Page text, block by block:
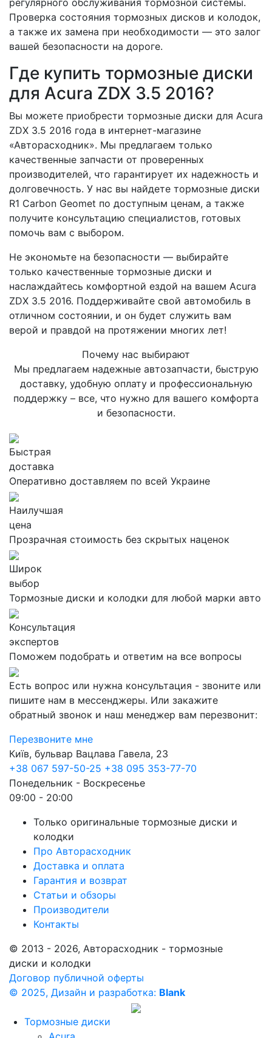
регулярного обслуживания тормозной системы.
Проверка состояния тормозных дисков и колодок,
а также их замена при необходимости — это залог
вашей безопасности на дороге.
Где купить тормозные диски
для Acura ZDX 3.5 2016?
Вы можете приобрести тормозные диски для Acura
ZDX 3.5 2016 года в интернет-магазине
«Авторасходник». Мы предлагаем только
качественные запчасти от проверенных
производителей, что гарантирует их надежность и
долговечность. У нас вы найдете тормозные диски
R1 Carbon Geomet по доступным ценам, а также
получите консультацию специалистов, готовых
помочь вам с выбором.
Не экономьте на безопасности — выбирайте
только качественные тормозные диски и
наслаждайтесь комфортной ездой на вашем Acura
ZDX 3.5 2016. Поддерживайте свой автомобиль в
отличном состоянии, и он будет служить вам
верой и правдой на протяжении многих лет!
Почему нас выбирают
Мы предлагаем надежные автозапчасти, быструю
доставку, удобную оплату и профессиональную
поддержку – все, что нужно для вашего комфорта
и безопасности.
Быстрая
доставка
Оперативно доставляем по всей Украине
Наилучшая
цена
Прозрачная стоимость без скрытых наценок
Широк
выбор
Тормозные диски и колодки для любой марки авто
Консультация
экспертов
Поможем подобрать и ответим на все вопросы
Есть вопрос или нужна консультация - звоните или
пишите нам в мессенджеры. Или закажите
обратный звонок и наш менеджер вам перезвонит:
Перезвоните мне
Київ, бульвар Вацлава Гавела, 23
+38 067 597-50-25 +38 095 353-77-70
Понедельник - Воскресенье
09:00 - 20:00
Только оригинальные тормозные диски и
колодки
Про Авторасходник
Доставка и оплата
Гарантия и возврат
Статьи и обзоры
Производители
Контакты
© 2013 - 2026, Авторасходник - тормозные
диски и колодки
Договор публичной оферты
© 2025, Дизайн и разработка: Blank
Тормозные диски